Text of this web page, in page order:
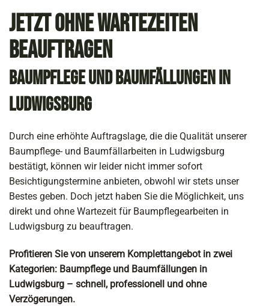
Jetzt ohne Wartezeiten
beauftragen
Baumpflege und Baumfällungen in
Ludwigsburg
Durch eine erhöhte Auftragslage, die die Qualität unserer
Baumpflege- und Baumfällarbeiten in Ludwigsburg
bestätigt, können wir leider nicht immer sofort
Besichtigungstermine anbieten, obwohl wir stets unser
Bestes geben. Doch jetzt haben Sie die Möglichkeit, uns
direkt und ohne Wartezeit für Baumpflegearbeiten in
Ludwigsburg zu beauftragen.
Profitieren Sie von unserem Komplettangebot in zwei
Kategorien: Baumpflege und Baumfällungen in
Ludwigsburg – schnell, professionell und ohne
Verzögerungen.